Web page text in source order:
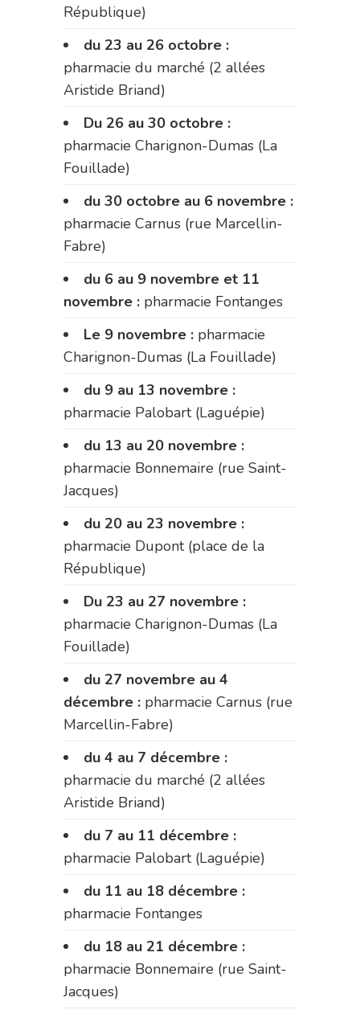
République)
du 23 au 26 octobre :
pharmacie du marché (2 allées
Aristide Briand)
Du 26 au 30 octobre :
pharmacie Charignon-Dumas (La
Fouillade)
du 30 octobre au 6 novembre :
pharmacie Carnus (rue Marcellin-
Fabre)
du 6 au 9 novembre et 11
novembre : pharmacie Fontanges
Le 9 novembre : pharmacie
Charignon-Dumas (La Fouillade)
du 9 au 13 novembre :
pharmacie Palobart (Laguépie)
du 13 au 20 novembre :
pharmacie Bonnemaire (rue Saint-
Jacques)
du 20 au 23 novembre :
pharmacie Dupont (place de la
République)
Du 23 au 27 novembre :
pharmacie Charignon-Dumas (La
Fouillade)
du 27 novembre au 4
décembre : pharmacie Carnus (rue
Marcellin-Fabre)
du 4 au 7 décembre :
pharmacie du marché (2 allées
Aristide Briand)
du 7 au 11 décembre :
pharmacie Palobart (Laguépie)
du 11 au 18 décembre :
pharmacie Fontanges
du 18 au 21 décembre :
pharmacie Bonnemaire (rue Saint-
Jacques)